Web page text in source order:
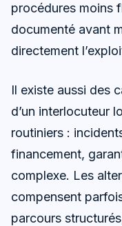
procédures moins
documenté avant
directement
Il existe aussi des
d’un interlocuteur
routiniers :
financement,
complexe. Les
compensent
parcours